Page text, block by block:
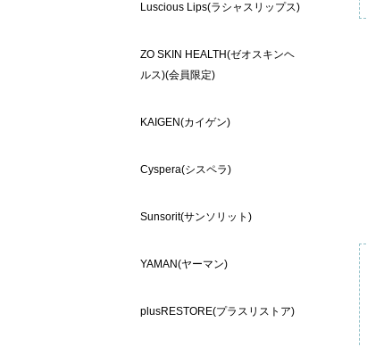
Luscious Lips(ラシャスリップス)
ZO SKIN HEALTH(ゼオスキンヘ
ルス)(会員限定)
KAIGEN(カイゲン)
Cyspera(シスペラ)
Sunsorit(サンソリット)
YAMAN(ヤーマン)
plusRESTORE(プラスリストア)